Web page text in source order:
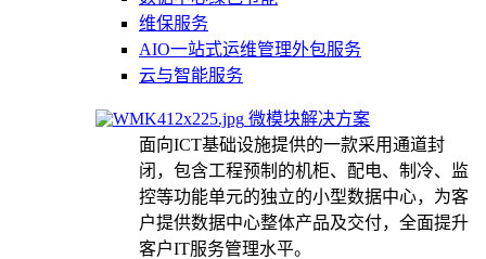
维保服务
AIO一站式运维管理外包服务
云与智能服务
微模块解决方案
面向ICT基础设施提供的一款采用通道封
闭，包含工程预制的机柜、配电、制冷、监
控等功能单元的独立的小型数据中心，为客
户提供数据中心整体产品及交付，全面提升
客户IT服务管理水平。